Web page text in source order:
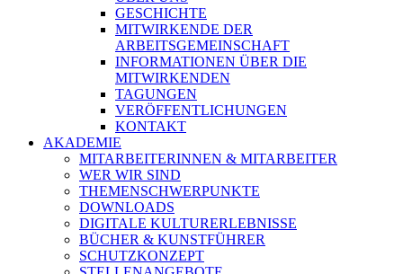
GESCHICHTE
MITWIRKENDE DER
ARBEITSGEMEINSCHAFT
INFORMATIONEN ÜBER DIE
MITWIRKENDEN
TAGUNGEN
VERÖFFENTLICHUNGEN
KONTAKT
AKADEMIE
MITARBEITERINNEN & MITARBEITER
WER WIR SIND
THEMENSCHWERPUNKTE
DOWNLOADS
DIGITALE KULTURERLEBNISSE
BÜCHER & KUNSTFÜHRER
SCHUTZKONZEPT